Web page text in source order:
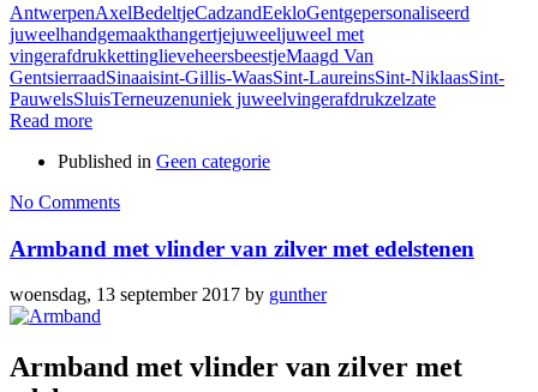
AntwerpenAxelBedeltjeCadzandEekloGentgepersonaliseerd
juweelhandgemaakthangertjejuweeljuweel met
vingerafdrukkettinglieveheersbeestjeMaagd Van
GentsierraadSinaaisint-Gillis-WaasSint-LaureinsSint-NiklaasSint-
PauwelsSluisTerneuzenuniek juweelvingerafdrukzelzate
Read more
Published in Geen categorie
No Comments
Armband met vlinder van zilver met edelstenen
woensdag, 13 september 2017 by gunther
Armband met vlinder van zilver met